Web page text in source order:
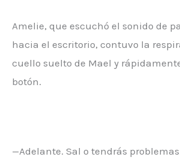
Amelie, que escuchó el sonido de
hacia el escritorio, contuvo la
cuello suelto de Mael y
botón.
—Adelante. Sal o tendrás